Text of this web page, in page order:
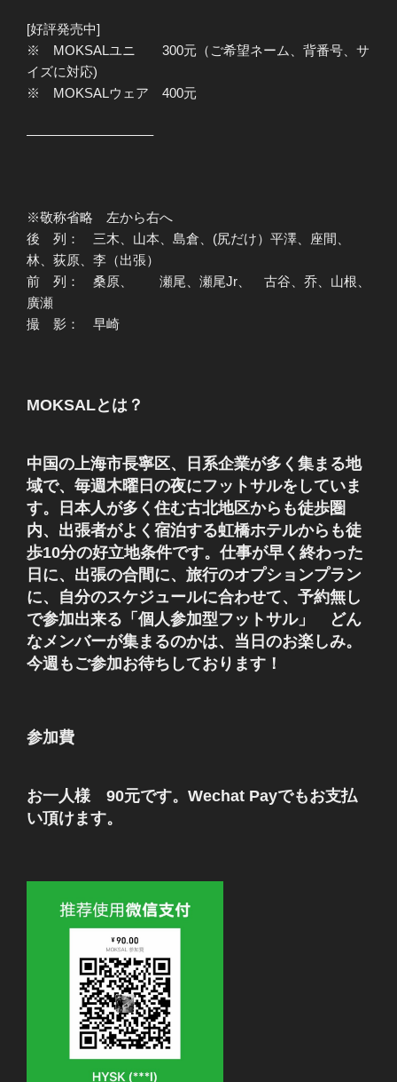
[好評発売中]
※ MOKSALユニ 300元（ご希望ネーム、背番号、サ
イズに対応)
※ MOKSALウェア 400元
—————————–
※敬称省略 左から右へ
後 列： 三木、山本、島倉、(尻だけ）平澤、座間、
林、荻原、李（出張）
前 列： 桑原、 瀬尾、瀬尾Jr、 古谷、乔、山根、
廣瀬
撮 影： 早崎
MOKSALとは？
中国の上海市長寧区、日系企業が多く集まる地
域で、毎週木曜日の夜にフットサルをしていま
す。日本人が多く住む古北地区からも徒歩圏
内、出張者がよく宿泊する虹橋ホテルからも徒
歩10分の好立地条件です。仕事が早く終わった
日に、出張の合間に、旅行のオプションプラン
に、自分のスケジュールに合わせて、予約無し
で参加出来る「個人参加型フットサル」 どん
なメンバーが集まるのかは、当日のお楽しみ。
今週もご参加お待ちしております！
参加費
お一人様 90元です。Wechat Payでもお支払
い頂けます。